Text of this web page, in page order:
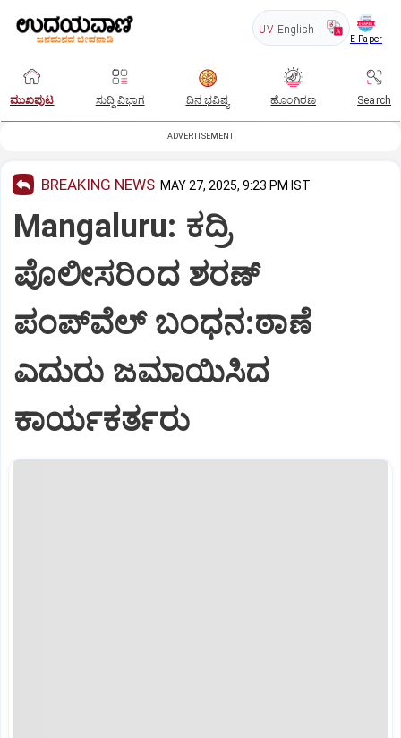
UV English
E-Paper
ಮುಖಪುಟ ಸುದ್ದಿ ವಿಭಾಗ ದಿನ ಭವಿಷ್ಯ ಹೊಂಗಿರಣ Search
ADVERTISEMENT
BREAKING NEWS MAY 27, 2025, 9:23 PM IST
Mangaluru: ಕದ್ರಿ
ಪೊಲೀಸರಿಂದ ಶರಣ್‌
ಪಂಪ್‌ವೆಲ್ ಬಂಧನ:ಠಾಣೆ
ಎದುರು ಜಮಾಯಿಸಿದ
ಕಾರ್ಯಕರ್ತರು